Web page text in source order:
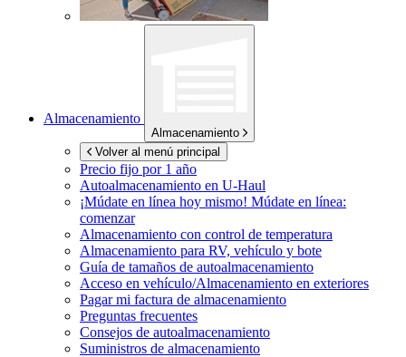
Almacenamiento
Almacenamiento
Volver al menú principal
Precio fijo por 1 año
Autoalmacenamiento en U-Haul
¡Múdate en línea hoy mismo! Múdate en línea:
comenzar
Almacenamiento con control de temperatura
Almacenamiento para RV, vehículo y bote
Guía de tamaños de autoalmacenamiento
Acceso en vehículo/Almacenamiento en exteriores
Pagar mi factura de almacenamiento
Preguntas frecuentes
Consejos de autoalmacenamiento
Suministros de almacenamiento